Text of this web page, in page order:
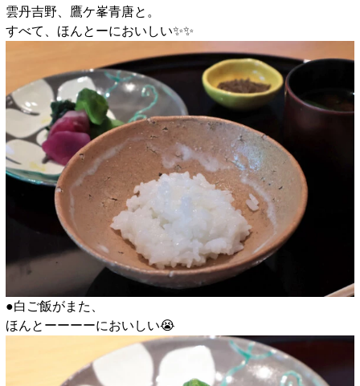
雲丹吉野、鷹ケ峯青唐と。
すべて、ほんとーにおいしい✨️✨️
●白ご飯がまた、
ほんとーーーーにおいしい😭